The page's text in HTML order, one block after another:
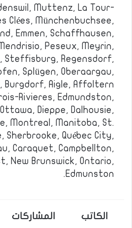
Muttenz, La Tour-
Clées, Münchenbuchsee,
Emmen, Schaffhausen,
Peseux, Meyrin,
Steffisburg, Regensdorf,
Splügen, Oberaargau,
Burgdorf, Aigle, Affoltern.
Rivieres, Edmundston,
Dieppe, Dalhousie,
Montreal, Manitoba, St.
Sherbrooke, Québec City,
Caraquet, Campbellton,
New Brunswick, Ontario,
Edmunston.
الكاتب المشاركات